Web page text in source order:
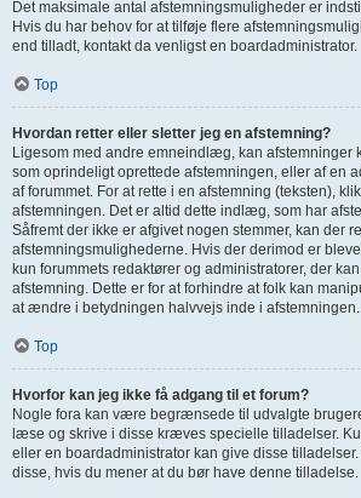
Det maksimale antal afstemningsmuligheder er
Hvis du har behov for at tilføje flere
end tilladt, kontakt da venligst en boardadministrator.
Top
Hvordan retter eller sletter jeg en afstemning?
Ligesom med andre emneindlæg, kan afstemninger
som oprindeligt oprettede afstemningen, eller af en
af forummet. For at rette i en afstemning (teksten),
afstemningen. Det er altid dette indlæg, som har
Såfremt der ikke er afgivet nogen stemmer, kan der
afstemningsmulighederne. Hvis der derimod er
kun forummets redaktører og administratorer, der
afstemning. Dette er for at forhindre at folk kan
at ændre i betydningen halvvejs inde i afstemningen.
Top
Hvorfor kan jeg ikke få adgang til et forum?
Nogle fora kan være begrænsede til udvalgte
læse og skrive i disse kræves specielle tilladelser.
eller en boardadministrator kan give disse
disse, hvis du mener at du bør have denne tilladelse.